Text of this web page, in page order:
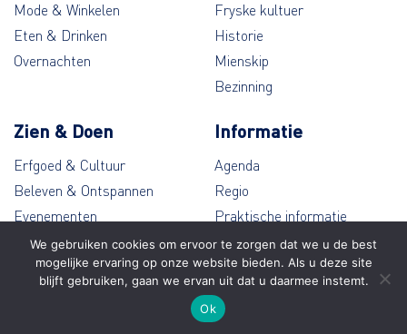
Mode & Winkelen
Eten & Drinken
Overnachten
Fryske kultuer
Historie
Mienskip
Bezinning
Zien & Doen
Erfgoed & Cultuur
Beleven & Ontspannen
Evenementen
Wandelen & Fietsen
Informatie
Agenda
Regio
Praktische informatie
Contact
We gebruiken cookies om ervoor te zorgen dat we u de best
mogelijke ervaring op onze website bieden. Als u deze site
blijft gebruiken, gaan we ervan uit dat u daarmee instemt.
Ok